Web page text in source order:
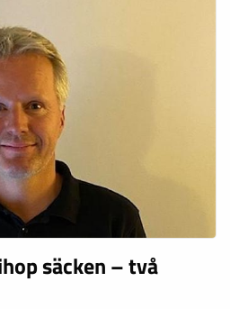
säcken – två